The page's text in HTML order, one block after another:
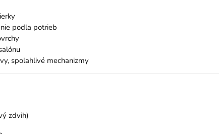
podľa potrieb
spoľahlivé mechanizmy
zdvih)